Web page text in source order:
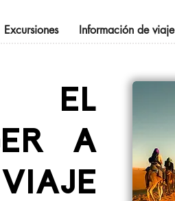
Excursiones Información de viaje
EL
A